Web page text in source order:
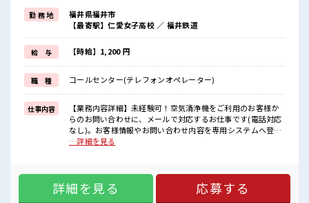
週末は家族や友人と一緒にプライベート満喫！
≪ヘアカラーOKで自由な雰囲気の職場≫
明るすぎたり奇抜でなければ基本的に自由！
(規定有)≪未経験でも活躍できる≫
新しいことにチャレンジするのは不安だけど、
しっかり働く環境が整っています！
イチからスキルUP・ステップUP目指していきましょう！
≪自分に合った期間で働ける≫
福利厚生が整った派遣のお仕事です！
■職場の雰囲気
少人数の職場でこじんまり。
職場の仲間との交流もできちゃうかも？
勤 務 地
福井県福井市
【最寄駅】仁愛女子高校 ／ 福井鉄道
給 与 【時給】1,200 円
職 種 コールセンター(テレフォンオペレーター)
仕事内容
【業務内容詳細】未経験可！空気清浄機をご利用のお客様か
らのお問い合わせに、メールで対応するお仕事です(電話対応
なし)。お客様情報やお問い合わせ内容を専用システムへ登録
し、商品の使い方や故障・修理に関するご案内、修理オーダ
空気清浄機 ■お仕事PR ≪時間にメリハリを≫ 残業はほとんど
ナシ！ 場合によってはお願いすることもあります♪ ≪週休2
日制≫ 週末は家族や友人と一緒にプライベート満喫！ ≪ヘア
…詳細を見る
詳細を見る 応募する